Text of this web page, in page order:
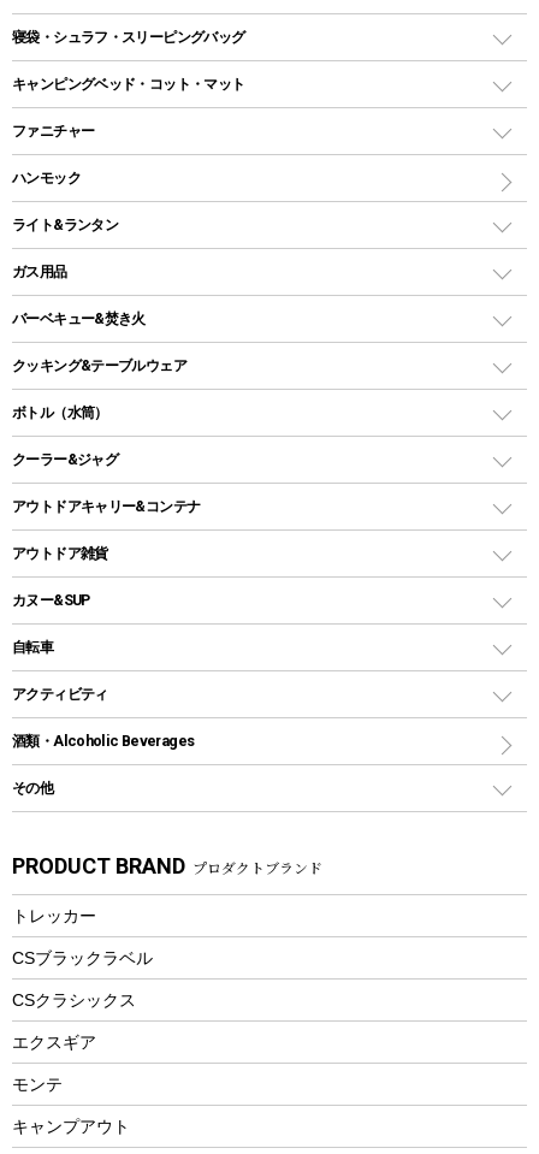
テント
ツールームテント
ワンポールテント
シェルターテント
ロッジ型・オリジナルテント
タープ
スクエアタープ（レクタタープ）
メッシュタープ
自立式タープ
パラソル
テントアクセサリー
ペグ
グランドシート
ガイドロープ
ツール
寝袋・シュラフ・スリーピングバッグ
レクタングラー型（封筒型）シュラフ
インナーシュラフ
キャンピングベッド・コット・マット
キャンピングベッド・コット
インフレータブルマット
ファニチャー
アウトドアテーブル
レジャーシート
ハンモック
ライト&ランタン
LEDランタン
ガスランタン
オイルランタン
LEDライト
ヘッドライト
キャンドル
ガス用品
ガスバーナー
ガス缶
ガストーチ、ライター
バーベキュー&焚き火
バーベキューコンロ、グリル
焚き火台タイプ（ロースタイル）グリル
卓上タイプグリル
パーティータイプグリル
鉄板、アミ
焚き火台&ストーブ
火起こし
バーベキューツール
クッキング&テーブルウェア
ダッチオーブン
ホットサンドメーカー
クッカーセット
シェラカップ
クッキングツール
ナイフ
カトラリー
マグカップ、カップ
ステンレスボトル
フードボトル
トレー
ランチョンマット
ランチボックス
ボトル（水筒）
ステンレスボトル
コップ付きタイプ
ワンタッチタイプ
プラスチックボトル
ディズニーボトル
クーラー&ジャグ
クーラーボックス
クーラーバッグ
ウォータージャグ
保冷剤
アウトドアキャリー&コンテナ
アウトドアキャリー
アウトドア雑貨
バックパック&バッグ
リュック、バックパック
トートバッグ、サコッシュ
ショッピングキャリー
その他アウトドア雑貨
スプレー関係
ツール、他
カヌー&SUP
インフレータブル
カヤック
パドル
ヘルメット
エアーポンプ
アクセサリー
自転車
折りたたみ自転車
スポーツサイクル
シティサイクル
自転車ウェア
アクティビティ
マリン
ラッシュガード
パラソル
フローティングベスト
ヘルメット
エアーポンプ
ビーチテント
ウィンター
スノーシュー
酒類・Alcoholic Beverages
その他
湯たんぽ
防災用品
PRODUCT BRAND プロダクトブランド
トレッカー
CSブラックラベル
CSクラシックス
エクスギア
モンテ
キャンプアウト